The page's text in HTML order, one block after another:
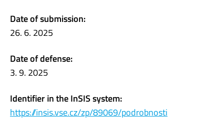
Date of submission:
26. 6. 2025
Date of defense:
3. 9. 2025
Identifier in the InSIS system:
https://insis.vse.cz/zp/89069/podrobnosti